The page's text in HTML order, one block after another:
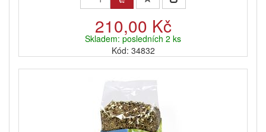
210,00 Kč
Skladem: posledních 2 ks
Kód: 34832